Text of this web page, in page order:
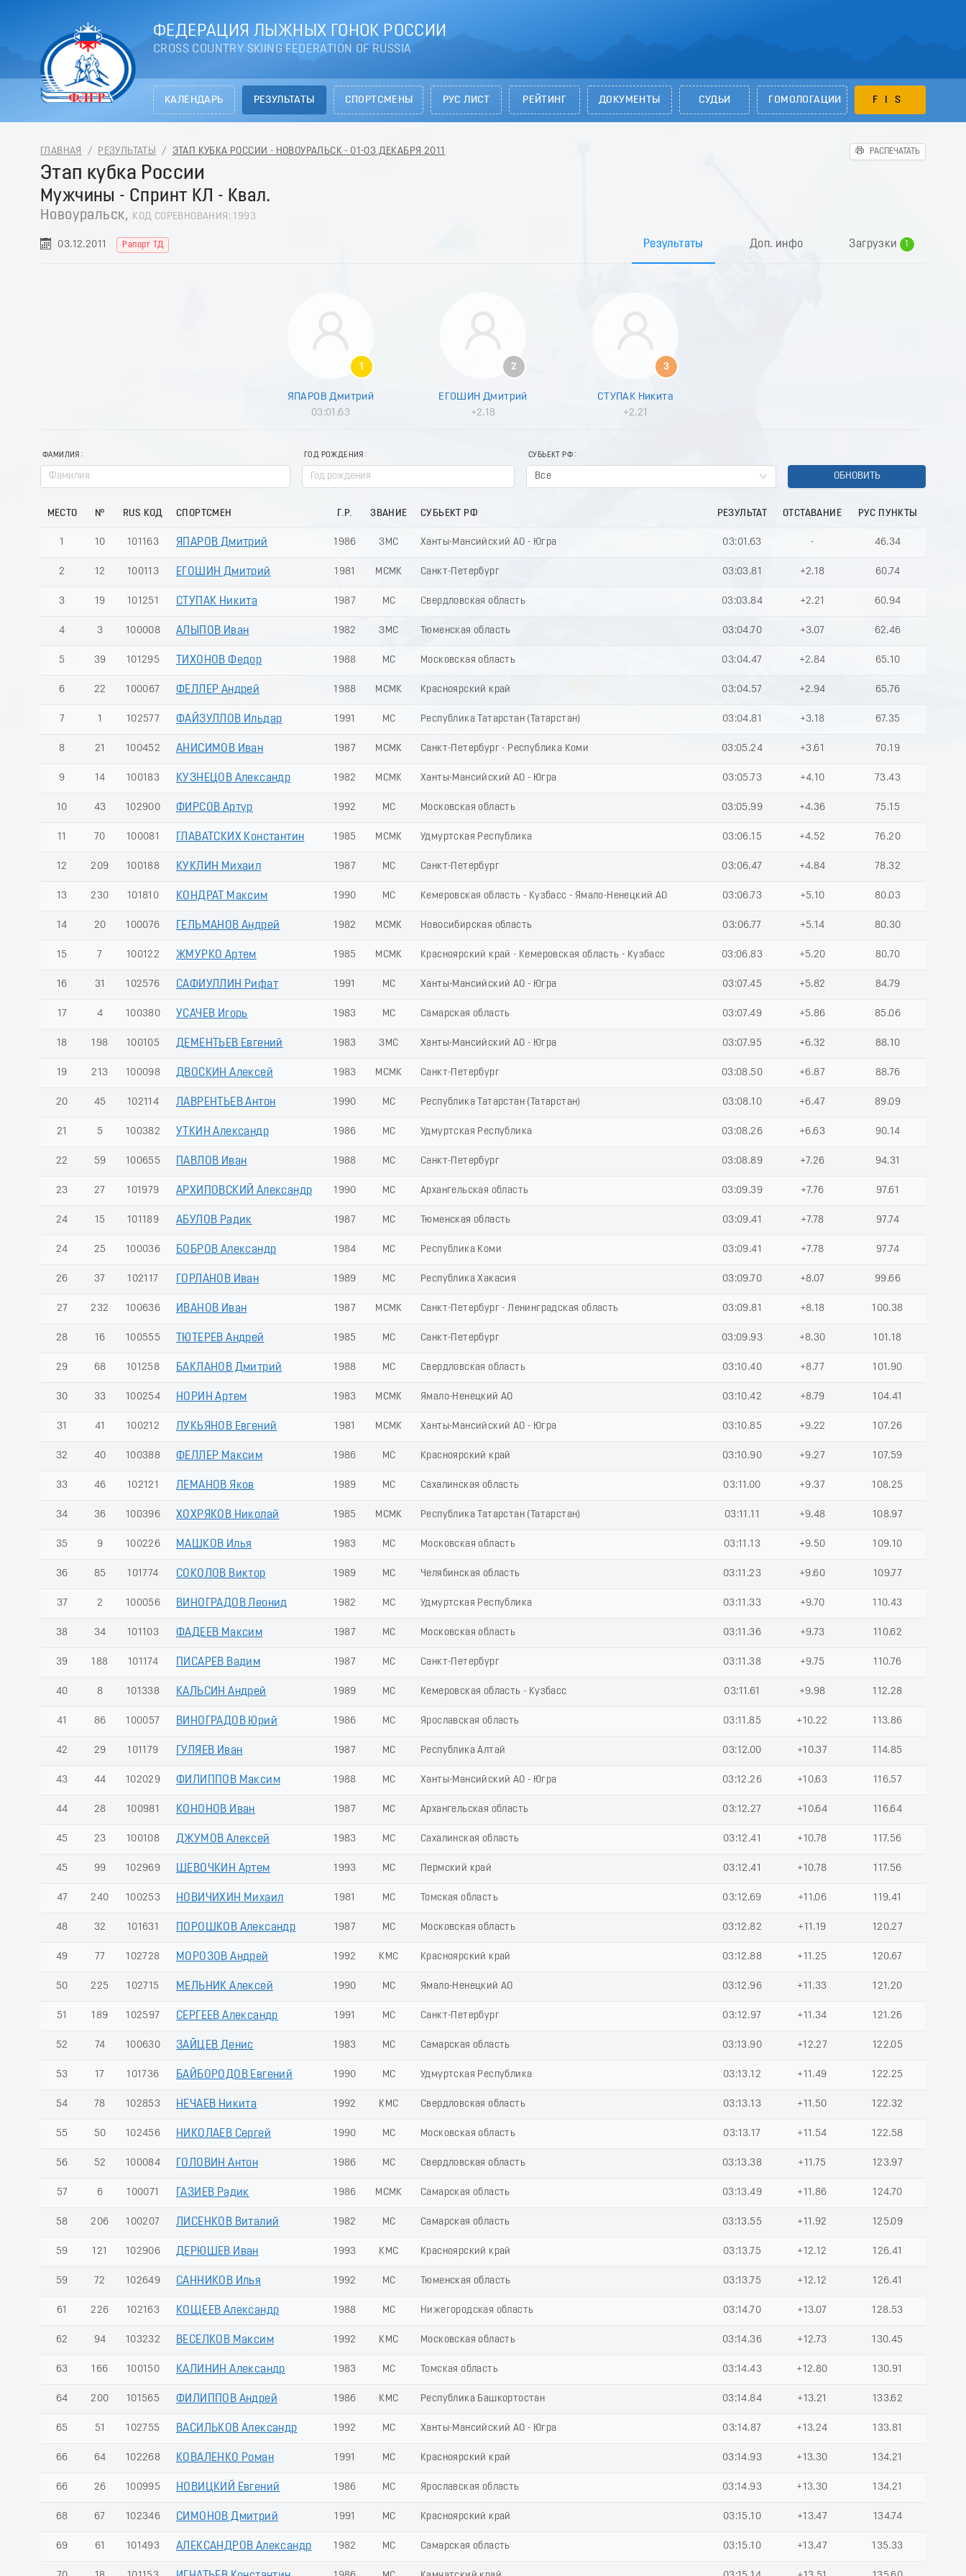
ФЕДЕРАЦИЯ ЛЫЖНЫХ ГОНОК РОССИИ
CROSS COUNTRY SKIING FEDERATION OF RUSSIA
КАЛЕНДАРЬ РЕЗУЛЬТАТЫ СПОРТСМЕНЫ РУС ЛИСТ РЕЙТИНГ ДОКУМЕНТЫ СУДЬИ ГОМОЛОГАЦИИ FIS
ГЛАВНАЯ / РЕЗУЛЬТАТЫ / ЭТАП КУБКА РОССИИ - НОВОУРАЛЬСК - 01-03 ДЕКАБРЯ 2011 РАСПЕЧАТАТЬ
Этап кубка России
Мужчины - Спринт КЛ - Квал.
Новоуральск, КОД СОРЕВНОВАНИЯ: 1993
03.12.2011 Рапорт ТД Результаты Доп. инфо Загрузки
1
8
0
1
ЯПАРОВ Дмитрий
03:01.63
2
ЕГОШИН Дмитрий
+2.18
3
СТУПАК Никита
+2.21
ФАМИЛИЯ ГОД РОЖДЕНИЯ СУБЬЕКТ РФ
Все ОБНОВИТЬ
МЕСТО № RUS КОД СПОРТСМЕН Г.Р. ЗВАНИЕ СУБЬЕКТ РФ РЕЗУЛЬТАТ ОТСТАВАНИЕ РУС ПУНКТЫ
1 10 101163 ЯПАРОВ Дмитрий 1986 ЗМС Ханты-Мансийский АО - Югра 03:01.63 - 46.34
2 12 100113 ЕГОШИН Дмитрий 1981 МСМК Санкт-Петербург 03:03.81 +2.18 60.74
3 19 101251 СТУПАК Никита 1987 МС Свердловская область 03:03.84 +2.21 60.94
4 3 100008 АЛЫПОВ Иван 1982 ЗМС Тюменская область 03:04.70 +3.07 62.46
5 39 101295 ТИХОНОВ Федор 1988 МС Московская область 03:04.47 +2.84 65.10
6 22 100067 ФЕЛЛЕР Андрей 1988 МСМК Красноярский край 03:04.57 +2.94 65.76
7 1 102577 ФАЙЗУЛЛОВ Ильдар 1991 МС Республика Татарстан (Татарстан) 03:04.81 +3.18 67.35
8 21 100452 АНИСИМОВ Иван 1987 МСМК Санкт-Петербург - Республика Коми 03:05.24 +3.61 70.19
9 14 100183 КУЗНЕЦОВ Александр 1982 МСМК Ханты-Мансийский АО - Югра 03:05.73 +4.10 73.43
10 43 102900 ФИРСОВ Артур 1992 МС Московская область 03:05.99 +4.36 75.15
11 70 100081 ГЛАВАТСКИХ Константин 1985 МСМК Удмуртская Республика 03:06.15 +4.52 76.20
12 209 100188 КУКЛИН Михаил 1987 МС Санкт-Петербург 03:06.47 +4.84 78.32
13 230 101810 КОНДРАТ Максим 1990 МС Кемеровская область - Кузбасс - Ямало-Ненецкий АО 03:06.73 +5.10 80.03
14 20 100076 ГЕЛЬМАНОВ Андрей 1982 МСМК Новосибирская область 03:06.77 +5.14 80.30
15 7 100122 ЖМУРКО Артем 1985 МСМК Красноярский край - Кемеровская область - Кузбасс 03:06.83 +5.20 80.70
16 31 102576 САФИУЛЛИН Рифат 1991 МС Ханты-Мансийский АО - Югра 03:07.45 +5.82 84.79
17 4 100380 УСАЧЕВ Игорь 1983 МС Самарская область 03:07.49 +5.86 85.06
18 198 100105 ДЕМЕНТЬЕВ Евгений 1983 ЗМС Ханты-Мансийский АО - Югра 03:07.95 +6.32 88.10
19 213 100098 ДВОСКИН Алексей 1983 МСМК Санкт-Петербург 03:08.50 +6.87 88.76
20 45 102114 ЛАВРЕНТЬЕВ Антон 1990 МС Республика Татарстан (Татарстан) 03:08.10 +6.47 89.09
21 5 100382 УТКИН Александр 1986 МС Удмуртская Республика 03:08.26 +6.63 90.14
22 59 100655 ПАВЛОВ Иван 1988 МС Санкт-Петербург 03:08.89 +7.26 94.31
23 27 101979 АРХИПОВСКИЙ Александр 1990 МС Архангельская область 03:09.39 +7.76 97.61
24 15 101189 АБУЛОВ Радик 1987 МС Тюменская область 03:09.41 +7.78 97.74
24 25 100036 БОБРОВ Александр 1984 МС Республика Коми 03:09.41 +7.78 97.74
26 37 102117 ГОРЛАНОВ Иван 1989 МС Республика Хакасия 03:09.70 +8.07 99.66
27 232 100636 ИВАНОВ Иван 1987 МСМК Санкт-Петербург - Ленинградская область 03:09.81 +8.18 100.38
28 16 100555 ТЮТЕРЕВ Андрей 1985 МС Санкт-Петербург 03:09.93 +8.30 101.18
29 68 101258 БАКЛАНОВ Дмитрий 1988 МС Свердловская область 03:10.40 +8.77 101.90
30 33 100254 НОРИН Артем 1983 МСМК Ямало-Ненецкий АО 03:10.42 +8.79 104.41
31 41 100212 ЛУКЬЯНОВ Евгений 1981 МСМК Ханты-Мансийский АО - Югра 03:10.85 +9.22 107.26
32 40 100388 ФЕЛЛЕР Максим 1986 МС Красноярский край 03:10.90 +9.27 107.59
33 46 102121 ЛЕМАНОВ Яков 1989 МС Сахалинская область 03:11.00 +9.37 108.25
34 36 100396 ХОХРЯКОВ Николай 1985 МСМК Республика Татарстан (Татарстан) 03:11.11 +9.48 108.97
35 9 100226 МАШКОВ Илья 1983 МС Московская область 03:11.13 +9.50 109.10
36 85 101774 СОКОЛОВ Виктор 1989 МС Челябинская область 03:11.23 +9.60 109.77
37 2 100056 ВИНОГРАДОВ Леонид 1982 МС Удмуртская Республика 03:11.33 +9.70 110.43
38 34 101103 ФАДЕЕВ Максим 1987 МС Московская область 03:11.36 +9.73 110.62
39 188 101174 ПИСАРЕВ Вадим 1987 МС Санкт-Петербург 03:11.38 +9.75 110.76
40 8 101338 КАЛЬСИН Андрей 1989 МС Кемеровская область - Кузбасс 03:11.61 +9.98 112.28
41 86 100057 ВИНОГРАДОВ Юрий 1986 МС Ярославская область 03:11.85 +10.22 113.86
42 29 101179 ГУЛЯЕВ Иван 1987 МС Республика Алтай 03:12.00 +10.37 114.85
43 44 102029 ФИЛИППОВ Максим 1988 МС Ханты-Мансийский АО - Югра 03:12.26 +10.63 116.57
44 28 100981 КОНОНОВ Иван 1987 МС Архангельская область 03:12.27 +10.64 116.64
45 23 100108 ДЖУМОВ Алексей 1983 МС Сахалинская область 03:12.41 +10.78 117.56
45 99 102969 ШЕВОЧКИН Артем 1993 МС Пермский край 03:12.41 +10.78 117.56
47 240 100253 НОВИЧИХИН Михаил 1981 МС Томская область 03:12.69 +11.06 119.41
48 32 101631 ПОРОШКОВ Александр 1987 МС Московская область 03:12.82 +11.19 120.27
49 77 102728 МОРОЗОВ Андрей 1992 КМС Красноярский край 03:12.88 +11.25 120.67
50 225 102715 МЕЛЬНИК Алексей 1990 МС Ямало-Ненецкий АО 03:12.96 +11.33 121.20
51 189 102597 СЕРГЕЕВ Александр 1991 МС Санкт-Петербург 03:12.97 +11.34 121.26
52 74 100630 ЗАЙЦЕВ Денис 1983 МС Самарская область 03:13.90 +12.27 122.05
53 17 101736 БАЙБОРОДОВ Евгений 1990 МС Удмуртская Республика 03:13.12 +11.49 122.25
54 78 102853 НЕЧАЕВ Никита 1992 КМС Свердловская область 03:13.13 +11.50 122.32
55 50 102456 НИКОЛАЕВ Сергей 1990 МС Московская область 03:13.17 +11.54 122.58
56 52 100084 ГОЛОВИН Антон 1986 МС Свердловская область 03:13.38 +11.75 123.97
57 6 100071 ГАЗИЕВ Радик 1986 МСМК Самарская область 03:13.49 +11.86 124.70
58 206 100207 ЛИСЕНКОВ Виталий 1982 МС Самарская область 03:13.55 +11.92 125.09
59 121 102906 ДЕРЮШЕВ Иван 1993 КМС Красноярский край 03:13.75 +12.12 126.41
59 72 102649 САННИКОВ Илья 1992 МС Тюменская область 03:13.75 +12.12 126.41
61 226 102163 КОЩЕЕВ Александр 1988 МС Нижегородская область 03:14.70 +13.07 128.53
62 94 103232 ВЕСЕЛКОВ Максим 1992 КМС Московская область 03:14.36 +12.73 130.45
63 166 100150 КАЛИНИН Александр 1983 МС Томская область 03:14.43 +12.80 130.91
64 200 101565 ФИЛИППОВ Андрей 1986 КМС Республика Башкортостан 03:14.84 +13.21 133.62
65 51 102755 ВАСИЛЬКОВ Александр 1992 МС Ханты-Мансийский АО - Югра 03:14.87 +13.24 133.81
66 64 102268 КОВАЛЕНКО Роман 1991 МС Красноярский край 03:14.93 +13.30 134.21
66 26 100995 НОВИЦКИЙ Евгений 1986 МС Ярославская область 03:14.93 +13.30 134.21
68 67 102346 СИМОНОВ Дмитрий 1991 МС Красноярский край 03:15.10 +13.47 134.74
69 61 101493 АЛЕКСАНДРОВ Александр 1982 МС Самарская область 03:15.10 +13.47 135.33